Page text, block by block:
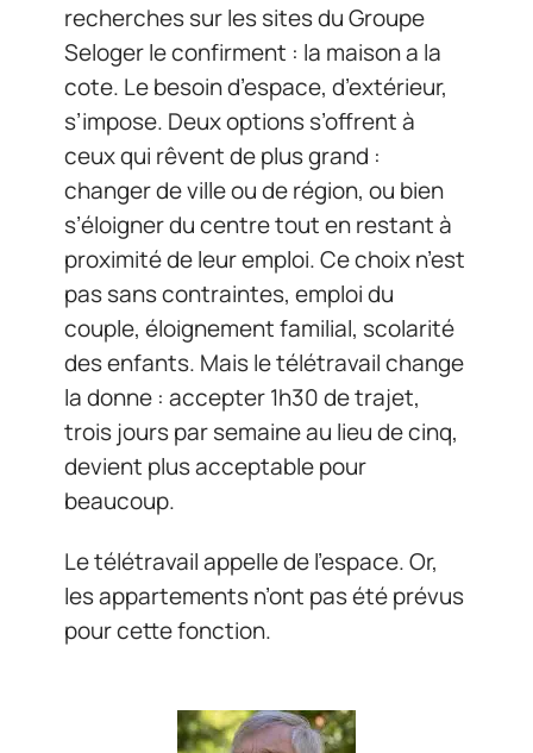
recherches sur les sites du Groupe
Seloger le confirment : la maison a la
cote. Le besoin d’espace, d’extérieur,
s’impose. Deux options s’offrent à
ceux qui rêvent de plus grand :
changer de ville ou de région, ou bien
s’éloigner du centre tout en restant à
proximité de leur emploi. Ce choix n’est
pas sans contraintes, emploi du
couple, éloignement familial, scolarité
des enfants. Mais le télétravail change
la donne : accepter 1h30 de trajet,
trois jours par semaine au lieu de cinq,
devient plus acceptable pour
beaucoup.
Le télétravail appelle de l’espace. Or,
les appartements n’ont pas été prévus
pour cette fonction.